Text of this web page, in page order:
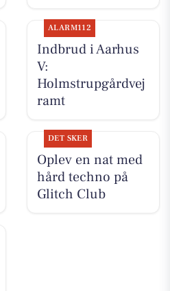
ALARM112
Indbrud i Aarhus
V:
Holmstrupgårdvej
ramt
DET SKER
Oplev en nat med
hård techno på
Glitch Club